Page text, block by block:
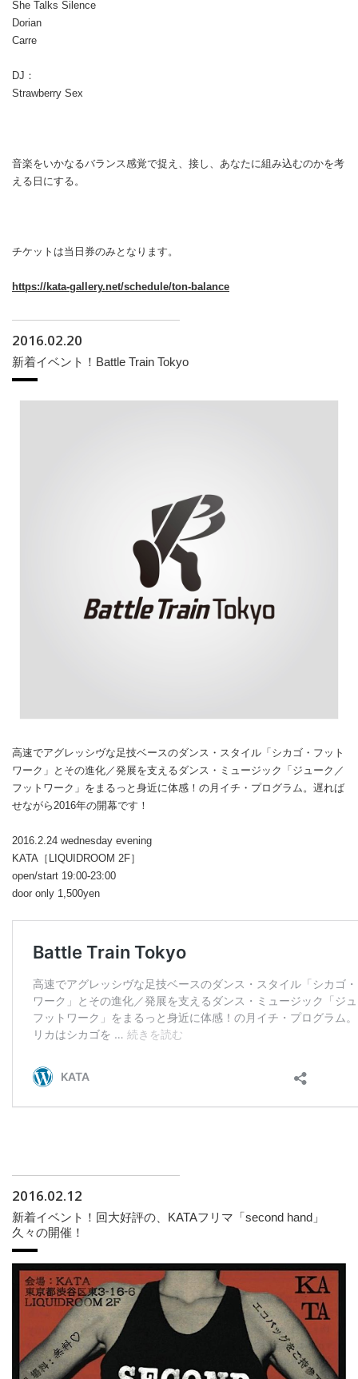
She Talks Silence
Dorian
Carre
DJ：
Strawberry Sex
音楽をいかなるバランス感覚で捉え、接し、あなたに組み込むのかを考
える日にする。
チケットは当日券のみとなります。
https://kata-gallery.net/schedule/ton-balance
2016.02.20
新着イベント！Battle Train Tokyo
高速でアグレッシヴな足技ベースのダンス・スタイル「シカゴ・フット
ワーク」とその進化／発展を支えるダンス・ミュージック「ジューク／
フットワーク」をまるっと身近に体感！の月イチ・プログラム。遅れば
せながら2016年の開幕です！
2016.2.24 wednesday evening
KATA［LIQUIDROOM 2F］
open/start 19:00-23:00
door only 1,500yen
2016.02.12
新着イベント！回大好評の、KATAフリマ「second hand」
久々の開催！